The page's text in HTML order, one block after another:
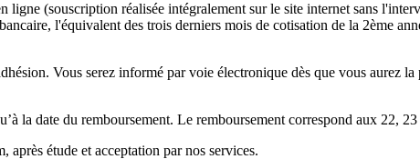
(souscription réalisée intégralement sur le site internet sans
l'équivalent des trois derniers mois de cotisation de la 2ème
Vous serez informé par voie électronique dès que vous aurez
la date du remboursement. Le remboursement correspond aux 22,
étude et acceptation par nos services.